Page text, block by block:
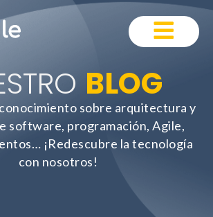
BLOG
sobre arquitectura y
software, programación, Agile,
¡Redescubre la tecnología
con nosotros!